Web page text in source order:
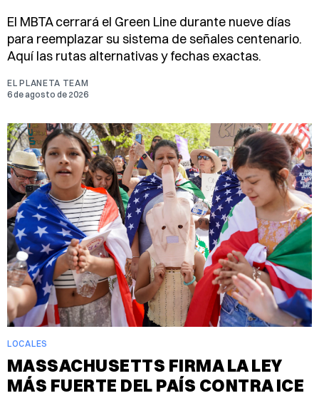
El MBTA cerrará el Green Line durante nueve días
para reemplazar su sistema de señales centenario.
Aquí las rutas alternativas y fechas exactas.
EL PLANETA TEAM
6 de agosto de 2026
LOCALES
MASSACHUSETTS FIRMA LA LEY
MÁS FUERTE DEL PAÍS CONTRA ICE